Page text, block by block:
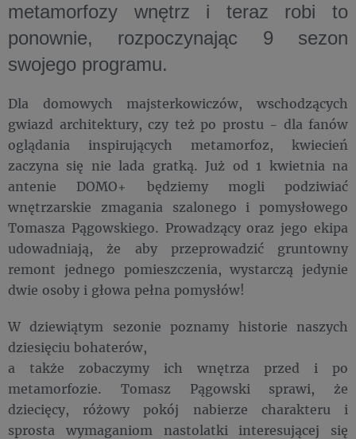
metamorfozy wnętrz i teraz robi to
ponownie, rozpoczynając 9 sezon
swojego programu.
Dla domowych majsterkowiczów, wschodzących
gwiazd architektury, czy też po prostu - dla fanów
oglądania inspirujących metamorfoz, kwiecień
zaczyna się nie lada gratką. Już od 1 kwietnia na
antenie DOMO+ będziemy mogli podziwiać
wnętrzarskie zmagania szalonego i pomysłowego
Tomasza Pągowskiego. Prowadzący oraz jego ekipa
udowadniają, że aby przeprowadzić gruntowny
remont jednego pomieszczenia, wystarczą jedynie
dwie osoby i głowa pełna pomysłów!
W dziewiątym sezonie poznamy historie naszych
dziesięciu bohaterów,
a także zobaczymy ich wnętrza przed i po
metamorfozie. Tomasz Pągowski sprawi, że
dziecięcy, różowy pokój nabierze charakteru i
sprosta wymaganiom nastolatki interesującej się